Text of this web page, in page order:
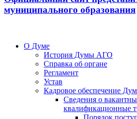
муниципального образования
О Думе
История Думы АГО
Справка об органе
Регламент
Устав
Кадровое обеспечение
Сведения о
квалификационные
Порядок